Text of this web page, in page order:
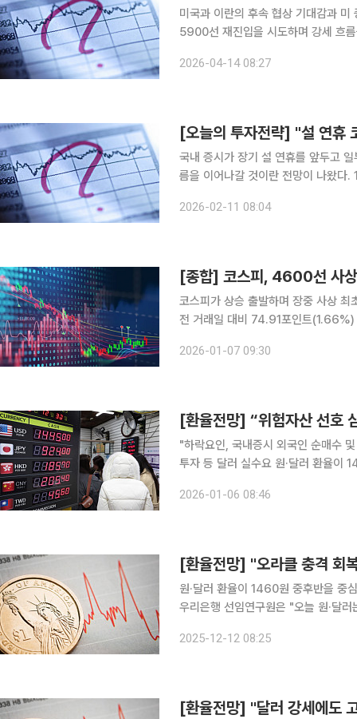
미국과 이란의 후속 협상 기대감과
5900선 재진입을 시도하며 강세 흐름을 보일 것이
화 환율 하락 등에 힘입어 상승 출발
2026-04-14 08:27
국내 증시가 장기 설 연휴를 앞두고
름을 이어나갈 것이란 전망이 나왔다. 11일 간밤 미 증시는 12월 소매판매 지표 부진에 따른 경기 둔
혼조세로 마감했다. 업종 측면에서는
2026-02-11 08:04
[종합] 코스피, 4600선 사
코스피가 상승 출발하며 장중 사상 최초로 4600선을
전 거래일 대비 74.91포인트(1.66%) 오른
증시 3대지수 중 다우지수와 S&P50
2026-01-07 09:30
[환율전망] “위험자산 선호
"하락요인, 국내증시 외국인 순매수
투자 등 달러 실수요 원·달러 환율이 1440원대 초중반에서 등락할 것이란 전망이 나왔다. 민경원
개선과 수출업체 네고 물량 유입에 힘
2026-01-06 08:46
[환율전망] "오라클 충격 회
원·달러 환율이 1460원 중후반을 중심
우리은행 선임연구원은 "오늘 원·달
유럽, 뉴욕장을 거치며 완만한 회복세
2025-12-12 08:25
[환율전망] "달러 강세에도